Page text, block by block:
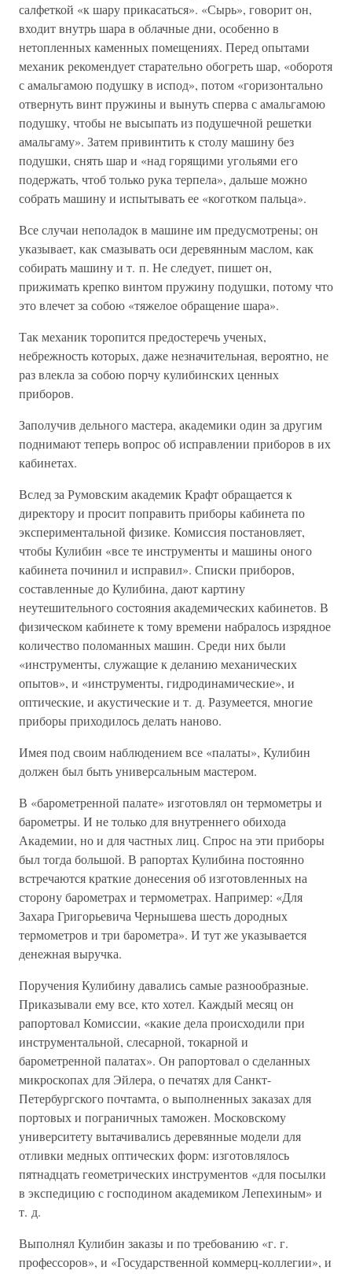
салфеткой «к шару прикасаться». «Сырь», говорит он,
входит внутрь шара в облачные дни, особенно в
нетопленных каменных помещениях. Перед опытами
механик рекомендует старательно обогреть шар, «оборотя
с амальгамою подушку в испод», потом «горизонтально
отвернуть винт пружины и вынуть сперва с амальгамою
подушку, чтобы не высыпать из подушечной решетки
амальгаму». Затем привинтить к столу машину без
подушки, снять шар и «над горящими угольями его
подержать, чтоб только рука терпела», дальше можно
собрать машину и испытывать ее «коготком пальца».
Все случаи неполадок в машине им предусмотрены; он
указывает, как смазывать оси деревянным маслом, как
собирать машину и т. п. Не следует, пишет он,
прижимать крепко винтом пружину подушки, потому что
это влечет за собою «тяжелое обращение шара».
Так механик торопится предостеречь ученых,
небрежность которых, даже незначительная, вероятно, не
раз влекла за собою порчу кулибинских ценных
приборов.
Заполучив дельного мастера, академики один за другим
поднимают теперь вопрос об исправлении приборов в их
кабинетах.
Вслед за Румовским академик Крафт обращается к
директору и просит поправить приборы кабинета по
экспериментальной физике. Комиссия постановляет,
чтобы Кулибин «все те инструменты и машины оного
кабинета починил и исправил». Списки приборов,
составленные до Кулибина, дают картину
неутешительного состояния академических кабинетов. В
физическом кабинете к тому времени набралось изрядное
количество поломанных машин. Среди них были
«инструменты, служащие к деланию механических
опытов», и «инструменты, гидродинамические», и
оптические, и акустические и т. д. Разумеется, многие
приборы приходилось делать наново.
Имея под своим наблюдением все «палаты», Кулибин
должен был быть универсальным мастером.
В «барометренной палате» изготовлял он термометры и
барометры. И не только для внутреннего обихода
Академии, но и для частных лиц. Спрос на эти приборы
был тогда большой. В рапортах Кулибина постоянно
встречаются краткие донесения об изготовленных на
сторону барометрах и термометрах. Например: «Для
Захара Григорьевича Чернышева шесть дородных
термометров и три барометра». И тут же указывается
денежная выручка.
Поручения Кулибину давались самые разнообразные.
Приказывали ему все, кто хотел. Каждый месяц он
рапортовал Комиссии, «какие дела происходили при
инструментальной, слесарной, токарной и
барометренной палатах». Он рапортовал о сделанных
микроскопах для Эйлера, о печатях для Санкт-
Петербургского почтамта, о выполненных заказах для
портовых и пограничных таможен. Московскому
университету вытачивались деревянные модели для
отливки медных оптических форм: изготовлялось
пятнадцать геометрических инструментов «для посылки
в экспедицию с господином академиком Лепехиным» и
т. д.
Выполнял Кулибин заказы и по требованию «г. г.
профессоров», и «Государственной коммерц-коллегии», и